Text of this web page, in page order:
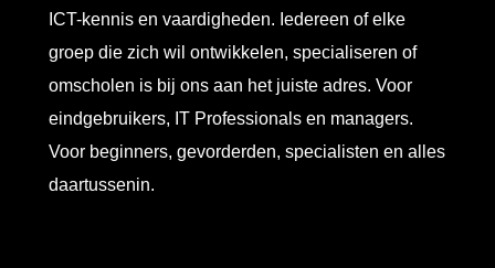
ICT-kennis en vaardigheden. Iedereen of elke
groep die zich wil ontwikkelen, specialiseren of
omscholen is bij ons aan het juiste adres. Voor
eindgebruikers, IT Professionals en managers.
Voor beginners, gevorderden, specialisten en alles
daartussenin.